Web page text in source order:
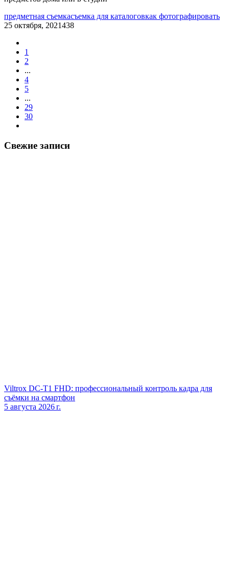
предметная съемкасъемка для каталоговкак фотографировать
25 октября, 2021438
1
2
...
4
5
...
29
30
Свежие записи
Viltrox DC‑T1 FHD: профессиональный контроль кадра для
съёмки на смартфон
5 августа 2026 г.